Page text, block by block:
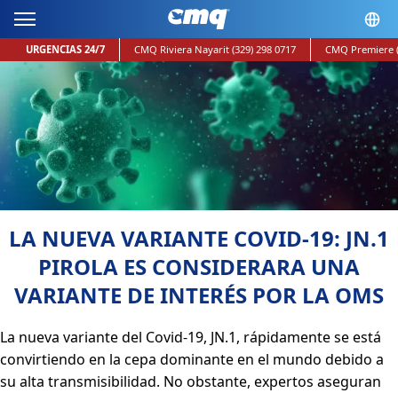
URGENCIAS 24/7 CMQ Riviera Nayarit (329) 298 0717 CMQ Premiere
LA NUEVA VARIANTE COVID-19: JN.1
PIROLA ES CONSIDERARA UNA
VARIANTE DE INTERÉS POR LA OMS
La nueva variante del Covid-19, JN.1, rápidamente se está
convirtiendo en la cepa dominante en el mundo debido a
su alta transmisibilidad. No obstante, expertos aseguran